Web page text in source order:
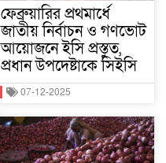
ফেব্রুয়ারির প্রথমার্ধে
জাতীয় নির্বাচন ও গণভোট
আয়োজনে ইসি প্রস্তুত,
প্রধান উপদেষ্টাকে সিইসি
07-12-2025